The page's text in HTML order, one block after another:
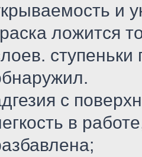
и
ложится
с
в